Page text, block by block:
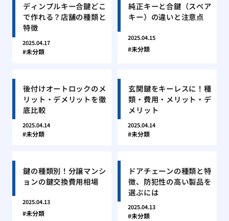
ディンプルキー合鍵どこ
で作れる？店舗の種類と
特徴
2025.04.17
未分類
純正キーと合鍵（スペア
キー）の違いと注意点
2025.04.15
未分類
後付けオートロックのメ
リット・デメリットを徹
底比較
2025.04.14
未分類
玄関鍵をキーレスに！種
類・費用・メリット・デ
メリット
2025.04.14
未分類
鍵の種類別！分譲マンシ
ョンの鍵交換費用相場
2025.04.13
未分類
ドアチェーンの種類と特
徴、防犯性の高い製品を
選ぶには
2025.04.13
未分類